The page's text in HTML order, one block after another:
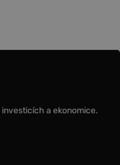
a ekonomice.